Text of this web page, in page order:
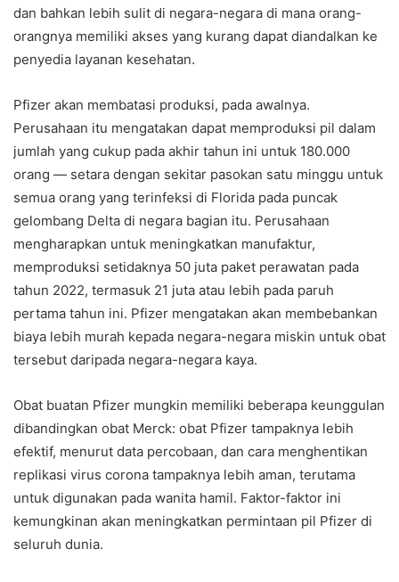
dan bahkan lebih sulit di negara-negara di mana orang-
orangnya memiliki akses yang kurang dapat diandalkan ke
penyedia layanan kesehatan.
Pfizer akan membatasi produksi, pada awalnya.
Perusahaan itu mengatakan dapat memproduksi pil dalam
jumlah yang cukup pada akhir tahun ini untuk 180.000
orang — setara dengan sekitar pasokan satu minggu untuk
semua orang yang terinfeksi di Florida pada puncak
gelombang Delta di negara bagian itu. Perusahaan
mengharapkan untuk meningkatkan manufaktur,
memproduksi setidaknya 50 juta paket perawatan pada
tahun 2022, termasuk 21 juta atau lebih pada paruh
pertama tahun ini. Pfizer mengatakan akan membebankan
biaya lebih murah kepada negara-negara miskin untuk obat
tersebut daripada negara-negara kaya.
Obat buatan Pfizer mungkin memiliki beberapa keunggulan
dibandingkan obat Merck: obat Pfizer tampaknya lebih
efektif, menurut data percobaan, dan cara menghentikan
replikasi virus corona tampaknya lebih aman, terutama
untuk digunakan pada wanita hamil. Faktor-faktor ini
kemungkinan akan meningkatkan permintaan pil Pfizer di
seluruh dunia.